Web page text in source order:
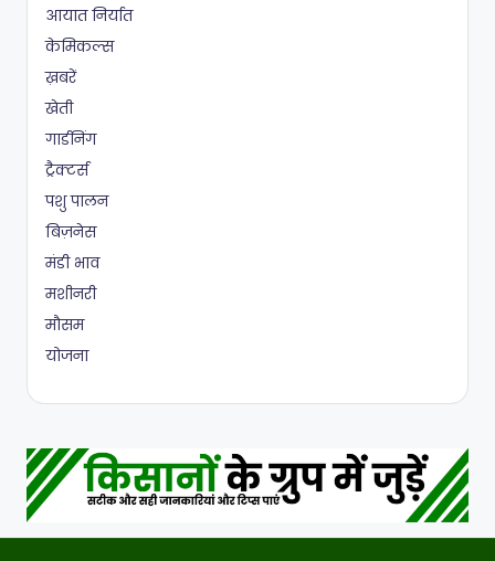
आयात निर्यात
केमिकल्स
ख़बरें
खेती
गार्डनिंग
ट्रैक्टर्स
पशु पालन
बिज़नेस
मंडी भाव
मशीनरी
मौसम
योजना